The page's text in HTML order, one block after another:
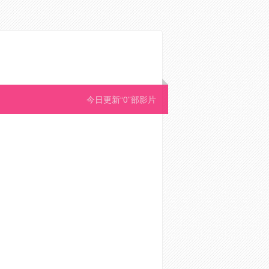
今日更新“0”部影片